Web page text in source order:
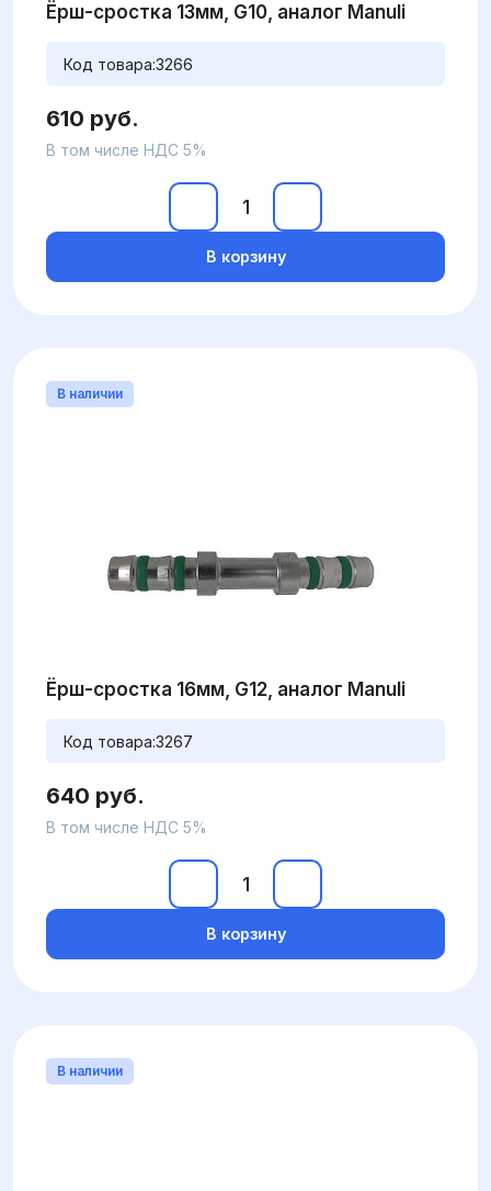
Ёрш-сростка 13мм, G10, аналог Manuli
Код товара:3266
610 руб.
В том числе НДС 5%
В корзину
В наличии
Ёрш-сростка 16мм, G12, аналог Manuli
Код товара:3267
640 руб.
В том числе НДС 5%
В корзину
В наличии